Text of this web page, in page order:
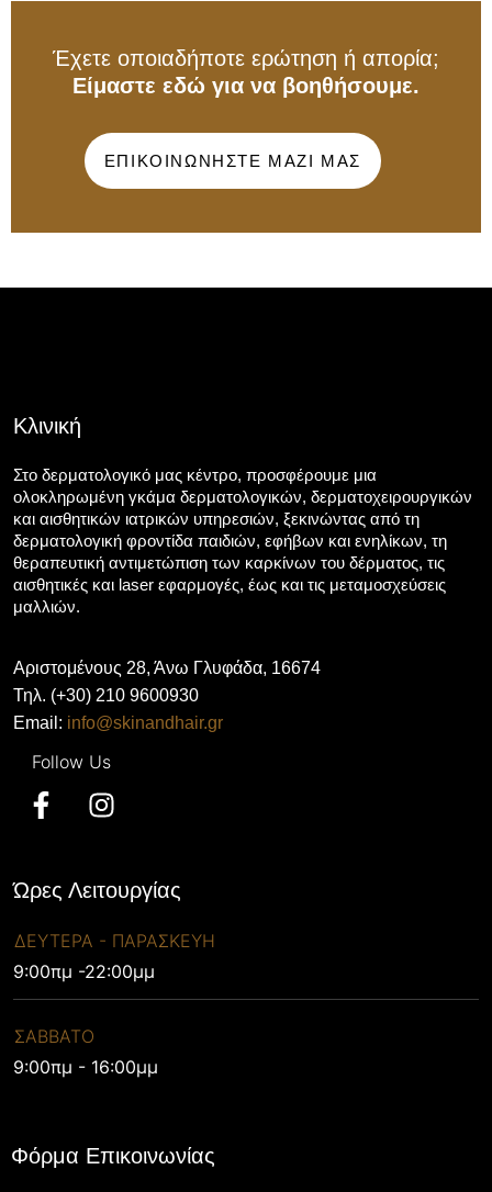
Έχετε οποιαδήποτε ερώτηση ή απορία;
Eίμαστε εδώ για να βοηθήσουμε.
ΕΠΙΚΟΙΝΩΝΗΣΤΕ ΜΑΖΙ ΜΑΣ
Κλινική
Στο δερματολογικό μας κέντρο, προσφέρουμε μια
ολοκληρωμένη γκάμα δερματολογικών, δερματοχειρουργικών
και αισθητικών ιατρικών υπηρεσιών, ξεκινώντας από τη
δερματολογική φροντίδα παιδιών, εφήβων και ενηλίκων, τη
θεραπευτική αντιμετώπιση των καρκίνων του δέρματος, τις
αισθητικές και laser εφαρμογές, έως και τις μεταμοσχεύσεις
μαλλιών.
Αριστομένους 28, Άνω Γλυφάδα, 16674
Τηλ. (+30) 210 9600930
Email: info@skinandhair.gr
Ώρες Λειτουργίας
ΔΕΥΤΕΡΑ - ΠΑΡΑΣΚΕΥΗ
9:00πμ -22:00μμ
ΣΑΒΒΑΤΟ
9:00πμ - 16:00μμ
Φόρμα Επικοινωνίας